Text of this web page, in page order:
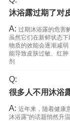
沐浴露过期了对
A: 过期沐浴露的危害
虽然它们在新鲜状态
物质的效能会逐渐减
能导致皮肤过敏、红
剂
Q:
很多人不用沐浴
A: 近年来，随着健康
沐浴露"的话题悄然升